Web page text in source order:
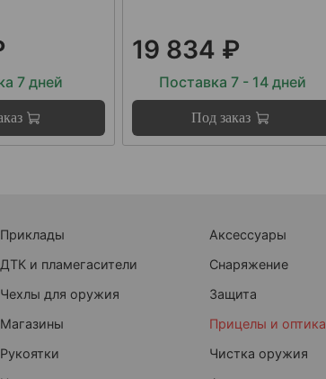
7 дней
19 834 ₽
Поставка 7 - 14 дней
Под заказ
Приклады
ДТК и пламегасители
Чехлы для оружия
Магазины
Рукоятки
Аксессуары
Снаряжение
Защита
Прицелы и оптика
Чистка оружия